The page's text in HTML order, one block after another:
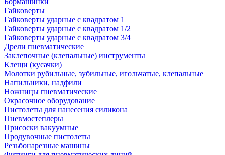
Бормашинки
Гайковерты
Гайковерты ударные с квадратом 1
Гайковерты ударные с квадратом 1/2
Гайковерты ударные с квадратом 3/4
Дрели пневматические
Заклепочные (клепальные) инструменты
Клещи (кусачки)
Молотки рубильные, зубильные, игольчатые, клепальные
Напильники, надфили
Ножницы пневматические
Окрасочное оборудование
Пистолеты для нанесения силикона
Пневмостеплеры
Присоски вакуумные
Продувочные пистолеты
Резьбонарезные машины